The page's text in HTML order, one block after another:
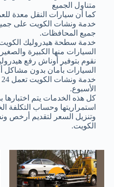
متناول الجميع
كما أن سيارات النقل معدة للعمل
خدمة ونشات الكويت على
جميع المحافظات.
خدمة سطحة هيدروليك الكويت
السيارات منها الكبيرة
نقوم بتوفير أوناش رفع
السيارات بأمان بدون مشاكل
الأسبوع.
كل هذه الخدمات يتم
استمراريتها وحساب التكلفة
وتنزيل السعر لتقديم
الكويت.